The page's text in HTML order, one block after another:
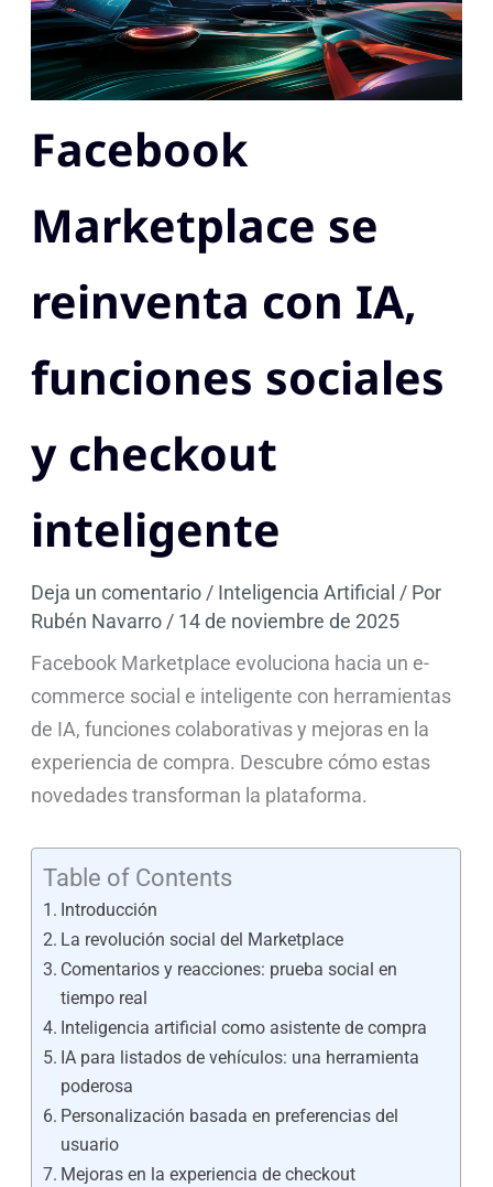
Facebook
Marketplace se
reinventa con IA,
funciones sociales
y checkout
inteligente
Deja un comentario/ Inteligencia Artificial / Por
Rubén Navarro/ 14 de noviembre de 2025
Facebook Marketplace evoluciona hacia un e-
commerce social e inteligente con herramientas
de IA, funciones colaborativas y mejoras en la
experiencia de compra. Descubre cómo estas
novedades transforman la plataforma.
Table of Contents
Introducción
La revolución social del Marketplace
Comentarios y reacciones: prueba social en
tiempo real
Inteligencia artificial como asistente de compra
IA para listados de vehículos: una herramienta
poderosa
Personalización basada en preferencias del
usuario
Mejoras en la experiencia de checkout